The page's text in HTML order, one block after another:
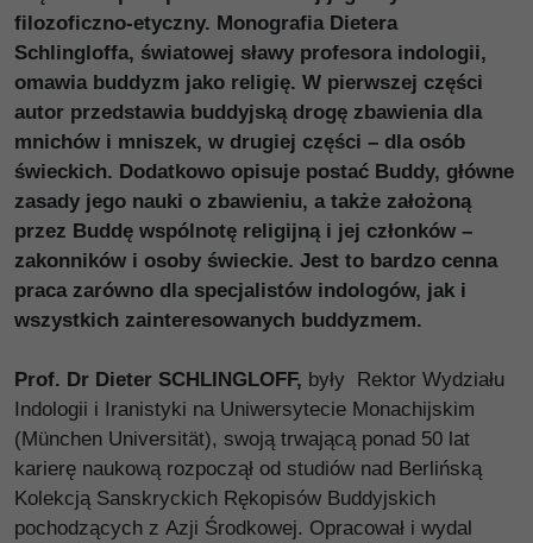
filozoficzno-etyczny. Monografia Dietera
Schlingloffa, światowej sławy profesora indologii,
omawia buddyzm jako religię. W pierwszej części
autor przedstawia buddyjską drogę zbawienia dla
mnichów i mniszek, w drugiej części – dla osób
świeckich. Dodatkowo opisuje postać Buddy, główne
zasady jego nauki o zbawieniu, a także założoną
przez Buddę wspólnotę religijną i jej członków –
zakonników i osoby świeckie. Jest to bardzo cenna
praca zarówno dla specjalistów indologów, jak i
wszystkich zainteresowanych buddyzmem.
Prof. Dr Dieter SCHLINGLOFF, były Rektor Wydziału
Indologii i Iranistyki na Uniwersytecie Monachijskim
(München Universität), swoją trwającą ponad 50 lat
karierę naukową rozpoczął od studiów nad Berlińską
Kolekcją Sanskryckich Rękopisów Buddyjskich
pochodzących z Azji Środkowej. Opracował i wydal